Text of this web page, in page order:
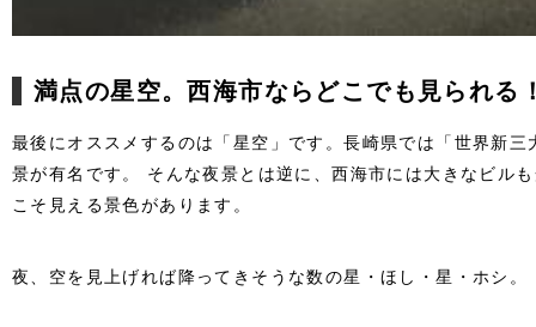
満点の星空。西海市ならどこでも見られる
最後にオススメするのは「星空」です。長崎県では「世界新
景が有名です。 そんな夜景とは逆に、西海市には大きなビル
こそ見える景色があります。
夜、空を見上げれば降ってきそうな数の星・ほし・星・ホシ。